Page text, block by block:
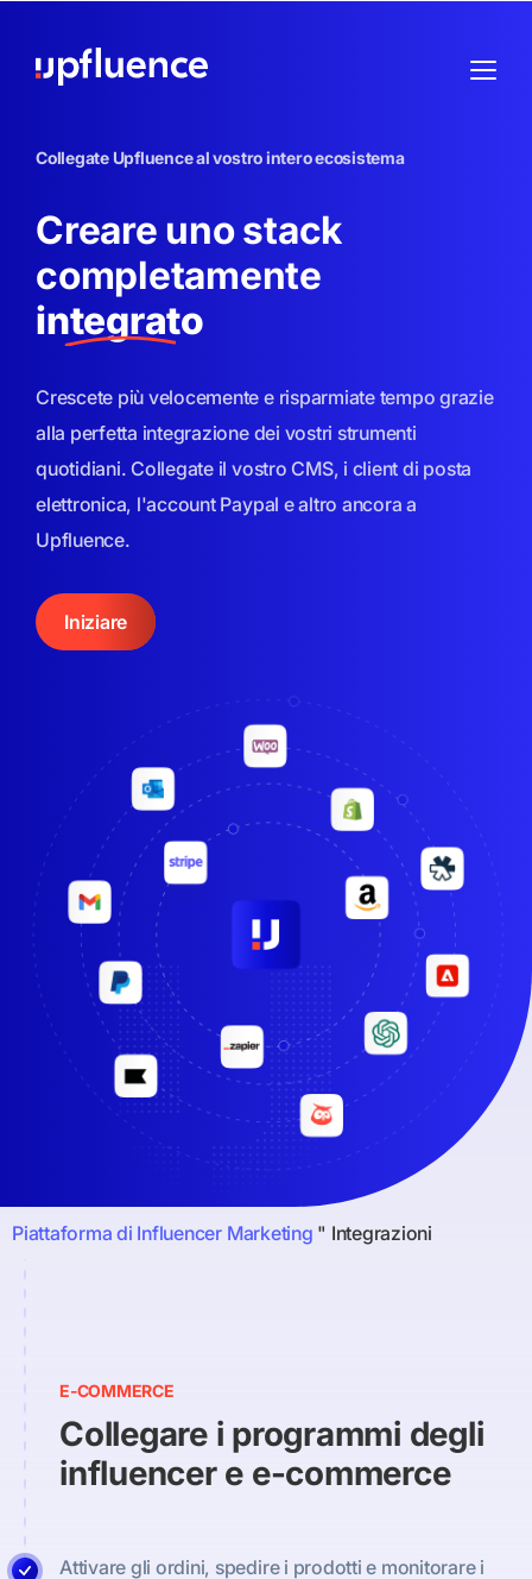
Collegate Upfluence al vostro intero ecosistema
Creare uno stack
completamente
integrato
Crescete più velocemente e risparmiate tempo grazie
alla perfetta integrazione dei vostri strumenti
quotidiani. Collegate il vostro CMS, i client di posta
elettronica, l'account Paypal e altro ancora a
Upfluence.
Iniziare
Piattaforma di Influencer Marketing " Integrazioni
E-COMMERCE
Collegare i programmi degli
influencer e e-commerce
Attivare gli ordini, spedire i prodotti e monitorare i